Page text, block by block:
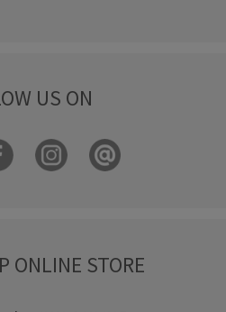
US ON
ONLINE STORE